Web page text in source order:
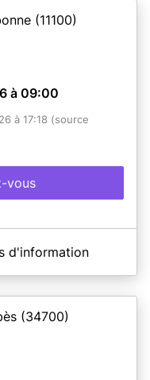
(11100)
à 09:00
à 17:18 (source
vous
pour
être acceptée.
:
et vendredis
jeudis.
d'information
(34700)